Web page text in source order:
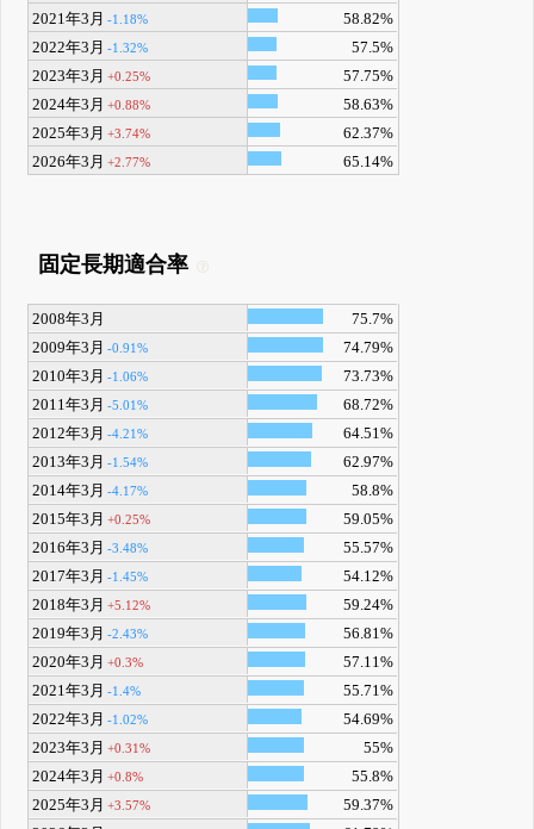
2021年3月 -1.18%
58.82%
2022年3月 -1.32%
57.5%
2023年3月 +0.25%
57.75%
2024年3月 +0.88%
58.63%
2025年3月 +3.74%
62.37%
2026年3月 +2.77% 65.14%
固定長期適合率
2008年3月
75.7%
2009年3月 -0.91%
74.79%
2010年3月 -1.06%
73.73%
2011年3月 -5.01%
68.72%
2012年3月 -4.21%
64.51%
2013年3月 -1.54%
62.97%
2014年3月 -4.17%
58.8%
2015年3月 +0.25%
59.05%
2016年3月 -3.48%
55.57%
2017年3月 -1.45%
54.12%
2018年3月 +5.12%
59.24%
2019年3月 -2.43%
56.81%
2020年3月 +0.3%
57.11%
2021年3月 -1.4%
55.71%
2022年3月 -1.02%
54.69%
2023年3月 +0.31%
55%
2024年3月 +0.8%
55.8%
2025年3月 +3.57%
59.37%